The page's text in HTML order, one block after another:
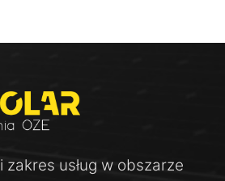
usług w obszarze